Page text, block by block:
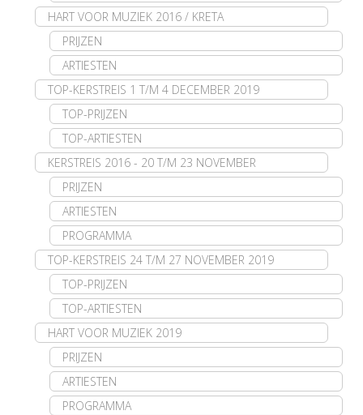
HART VOOR MUZIEK 2016 / KRETA
PRIJZEN
ARTIESTEN
TOP-KERSTREIS 1 T/M 4 DECEMBER 2019
TOP-PRIJZEN
TOP-ARTIESTEN
KERSTREIS 2016 - 20 T/M 23 NOVEMBER
PRIJZEN
ARTIESTEN
PROGRAMMA
TOP-KERSTREIS 24 T/M 27 NOVEMBER 2019
TOP-PRIJZEN
TOP-ARTIESTEN
HART VOOR MUZIEK 2019
PRIJZEN
ARTIESTEN
PROGRAMMA